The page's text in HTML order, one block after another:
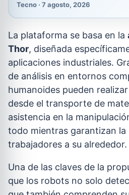
Tecno · 7 agosto, 2026
La plataforma se basa en la
Thor, diseñada
aplicaciones industriales.
de análisis en entornos
humanoides pueden
desde el transporte de
asistencia en la
todo mientras garantizan la
trabajadores a su alrededor.
Una de las claves de la
que los robots no solo